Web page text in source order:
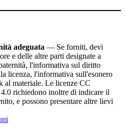
adeguata — Se forniti, devi
e delle altre parti designate a
l'informativa sul diritto
licenza, l'informativa sull'esonero
al materiale. Le licenze CC
richiedono inoltre di indicare il
e possono presentare altre lievi